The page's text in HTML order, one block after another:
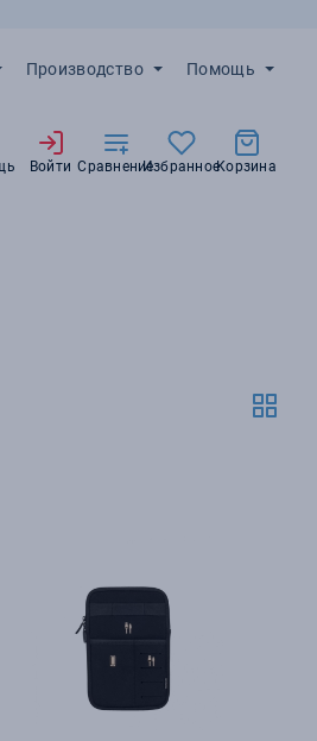
Производство Помощь
Войти СравнениеИзбранноеКорзина